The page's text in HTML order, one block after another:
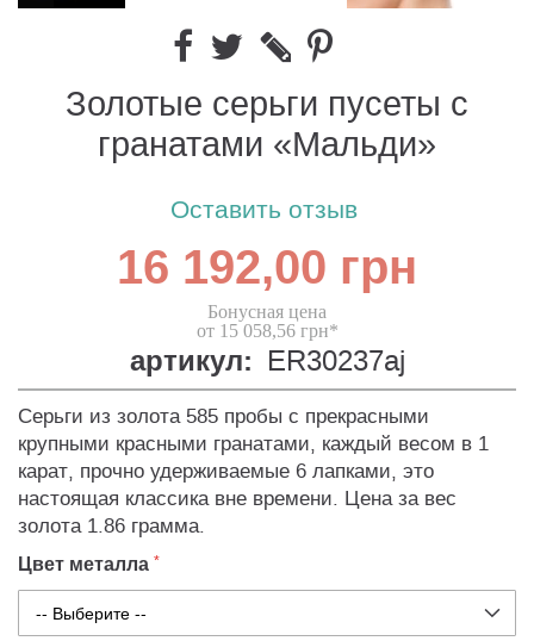
Золотые серьги пусеты с
гранатами «Мальди»
Оставить отзыв
16 192,00 грн
Бонусная цена
от 15 058,56 грн*
артикул: ER30237aj
Серьги из золота 585 пробы с прекрасными
крупными красными гранатами, каждый весом в 1
карат, прочно удерживаемые 6 лапками, это
настоящая классика вне времени. Цена за вес
золота 1.86 грамма.
Цвет металла